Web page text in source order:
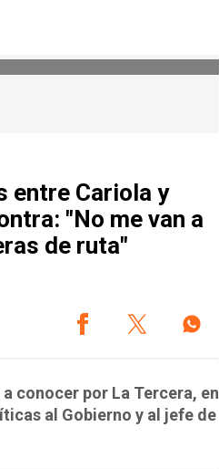
entre Cariola y
"No me van a
de ruta"
conocer por La Tercera, en
al Gobierno y al jefe de